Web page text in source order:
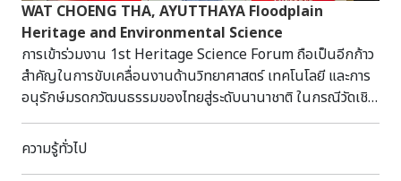
WAT CHOENG THA, AYUTTHAYA Floodplain
Heritage and Environmental Science
การเข้าร่วมงาน 1st Heritage Science Forum ถือเป็นอีกก้าว
สำคัญในการขับเคลื่อนงานด้านวิทยาศาสตร์ เทคโนโลยี และการ
อนุรักษ์มรดกวัฒนธรรมของไทยสู่ระดับนานาชาติ ในกรณีวัดเชิง
ท่า จ.พระนครศรีอยุธยา​โดยเป็นการร่วมศึกษาวิจัยอย่างต่อเนื่อง
เพื่อทำความเข้าใจ "กลไกการเสื่อมสภาพ" ของจิตรกรรมฝาผนัง
และโบราณสถาน ผ่านการประยุกต์ใช้พลศาสตร์ของไหลเชิง
ความรู้ทั่วไป